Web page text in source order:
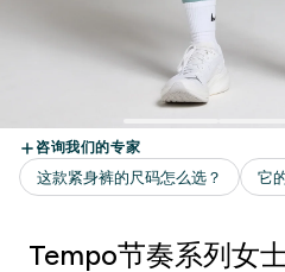
Tempo节奏系列女